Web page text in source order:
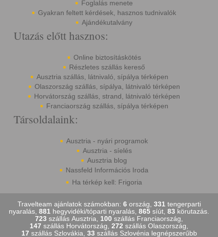
Foglalás menete
Gyakran feltett kérdések, hasznos tudnivalók
Ajándékutalvány
Utazás előtt hasznos:
Online biztosításkötés
Részletes szállás kereső
Ausztria szállás, látnivaló, sípálya térképen
Olaszország szállás, sípálya, látnivaló térképen
Horvátország szállás, strand, látnivaló térképen
Franciaország szállás, sípálya térképen
Társoldalaink:
Ausztria - nyári programok
Ausztria - síelés
Ausztria blog
Nassfeld Információs Iroda
Ha térkép kell: Frigoria
Travelteam ajánlatok számokban: 6ország, 331 tengerparti
nyaralás, 881 hegyvidéki/tóparti nyaralás, 865 síút, 83 körutazás.
723 szállás Ausztria, 100 szállás Franciaország,
147 szállás Horvátország, 272 szállás Olaszország,
17 szállás Szlovákia, 33 szállás Szlovénia legnépszerűbb